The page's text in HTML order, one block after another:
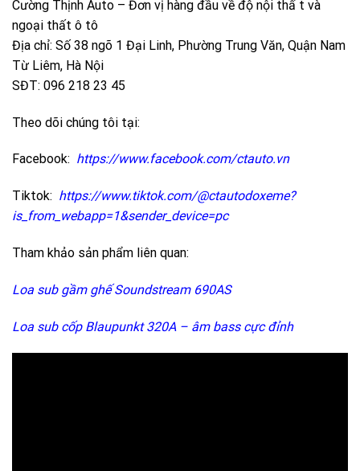
Cường Thịnh Auto – Đơn vị hàng đầu về độ nội thấ t và
ngoại thất ô tô
Địa chỉ: Số 38 ngõ 1 Đại Linh, Phường Trung Văn, Quận Nam
Từ Liêm, Hà Nội
SĐT: 096 218 23 45
Theo dõi chúng tôi tại:
Facebook: https://www.facebook.com/ctauto.vn
Tiktok: https://www.tiktok.com/@ctautodoxeme?
is_from_webapp=1&sender_device=pc
Tham khảo sản phẩm liên quan:
Loa sub gầm ghế Soundstream 690AS
Loa sub cốp Blaupunkt 320A – âm bass cực đỉnh